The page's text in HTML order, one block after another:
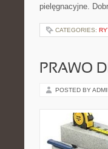
pielęgnacyjne.
CATEGORIES:
PRAWO
POSTED BY